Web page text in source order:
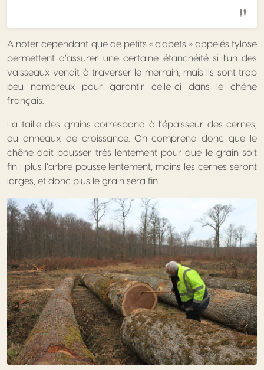
A noter cependant que de petits « clapets » appelés tylose
permettent d’assurer une certaine étanchéité si l’un des
vaisseaux venait à traverser le merrain, mais ils sont trop
peu nombreux pour garantir celle-ci dans le chêne
français.
La taille des grains correspond à l’épaisseur des cernes,
ou anneaux de croissance. On comprend donc que le
chêne doit pousser très lentement pour que le grain soit
fin : plus l’arbre pousse lentement, moins les cernes seront
larges, et donc plus le grain sera fin.